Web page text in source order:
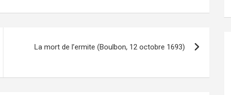
La mort de l’ermite (Boulbon, 12 octobre 1693)